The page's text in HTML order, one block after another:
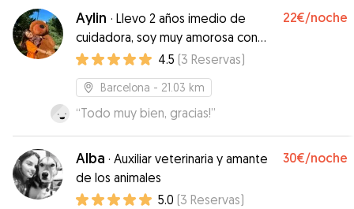
iba todo. La recomiendo! Nosotras repetiremos,
gracias Tara 😊 ”
Aylin · Llevo 2 años imedio de
cuidadora, soy muy amorosa con
nuestra amigos de 4 patas
22€/noche
4.5 (3 Reservas)
Barcelona - 21.03 km
“Todo muy bien, gracias!”
Alba · Auxiliar veterinaria y amante
de los animales
30€/noche
5.0 (3 Reservas)